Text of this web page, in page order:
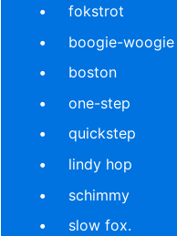
fokstrot
boogie-woogie
boston
one-step
quickstep
lindy hop
schimmy
slow fox.